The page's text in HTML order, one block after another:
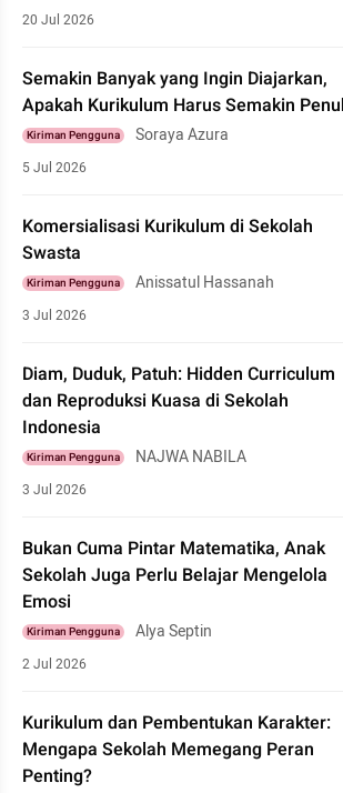
20 Jul 2026
Semakin Banyak yang Ingin Diajarkan,
Apakah Kurikulum Harus Semakin
Kiriman Pengguna Soraya Azura
5 Jul 2026
Komersialisasi Kurikulum di Sekolah
Swasta
Kiriman Pengguna Anissatul Hassanah
3 Jul 2026
Diam, Duduk, Patuh: Hidden Curriculum
dan Reproduksi Kuasa di Sekolah
Indonesia
Kiriman Pengguna NAJWA NABILA
3 Jul 2026
Bukan Cuma Pintar Matematika, Anak
Sekolah Juga Perlu Belajar Mengelola
Emosi
Kiriman Pengguna Alya Septin
2 Jul 2026
Kurikulum dan Pembentukan Karakter:
Mengapa Sekolah Memegang Peran
Penting?